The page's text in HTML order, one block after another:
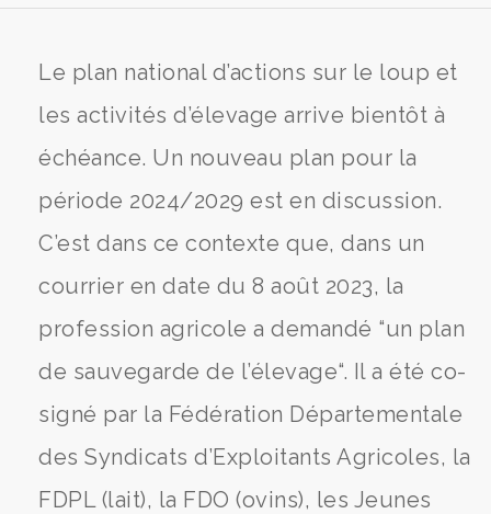
Le plan national d’actions sur le loup et
les activités d’élevage arrive bientôt à
échéance. Un nouveau plan pour la
période 2024/2029 est en discussion.
C’est dans ce contexte que, dans un
courrier en date du 8 août 2023, la
profession agricole a demandé “un plan
de sauvegarde de l’élevage“. Il a été co-
signé par la Fédération Départementale
des Syndicats d’Exploitants Agricoles, la
FDPL (lait), la FDO (ovins), les Jeunes